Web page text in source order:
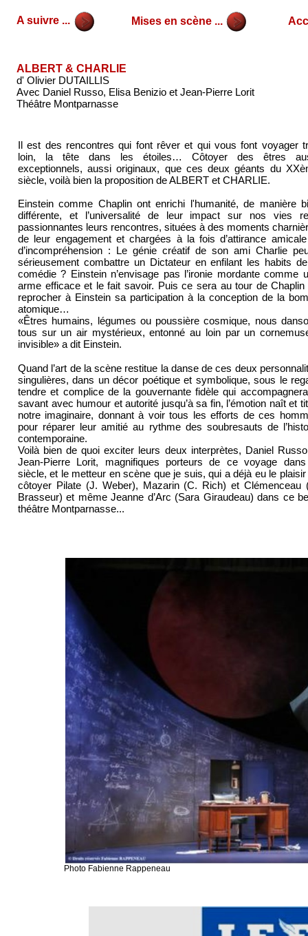
Mises en scène ...
A suivre ...
ALBERT & CHARLIE
d' Olivier DUTAILLIS
Avec Daniel Russo, Elisa Benizio et Jean-Pierre Lorit
Théâtre Montparnasse
Il est des rencontres qui font rêver et qui vous font voyager
loin, la tête dans les étoiles… Côtoyer des êtres
exceptionnels, aussi originaux, que ces deux géants du
siècle, voilà bien la proposition de ALBERT et CHARLIE.
Einstein comme Chaplin ont enrichi l'humanité, de manière
différente, et l’universalité de leur impact sur nos vies
passionnantes leurs rencontres, situées à des moments
de leur engagement et chargées à la fois d’attirance
d’incompréhension : Le génie créatif de son ami Charlie
sérieusement combattre un Dictateur en enfilant les habits
comédie ? Einstein n’envisage pas l’ironie mordante comme
arme efficace et le fait savoir. Puis ce sera au tour de Chaplin
reprocher à Einstein sa participation à la conception de la
atomique…
«Êtres humains, légumes ou poussière cosmique, nous
tous sur un air mystérieux, entonné au loin par un
invisible» a dit Einstein.
Quand l’art de la scène restitue la danse de ces deux
singulières, dans un décor poétique et symbolique, sous le
tendre et complice de la gouvernante fidèle qui
savant avec humour et autorité jusqu’à sa fin, l’émotion naît et
notre imaginaire, donnant à voir tous les efforts de ces
pour réparer leur amitié au rythme des soubresauts de
contemporaine.
Voilà bien de quoi exciter leurs deux interprètes, Daniel
Jean-Pierre Lorit, magnifiques porteurs de ce voyage
siècle, et le metteur en scène que je suis, qui a déjà eu le plaisir
côtoyer Pilate (J. Weber), Mazarin (C. Rich) et Clémenceau
Brasseur) et même Jeanne d’Arc (Sara Giraudeau) dans ce
théâtre Montparnasse...
Photo Fabienne Rappeneau